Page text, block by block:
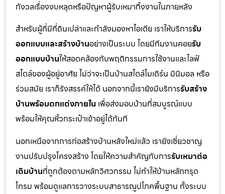
กังวลเรื่องงบหลุดหรือปัญหาผู้รับเหมาทิ้งงานในภายหลัง
สำหรับผู้ที่มีที่ดินเปล่าและกำลังมองหาไอเดีย เราให้บริการรับ
ออกแบบและสร้างบ้านอย่างเป็นระบบ โดยมีทีมงานคอยรับ
ออกแบบบ้านให้สอดคล้องกับพฤติกรรมการใช้งานและไลฟ์
สไตล์ของผู้อยู่อาศัย ไม่ว่าจะเป็นบ้านสไตล์โมเดิร์น มินิมอล หรือ
ร่วมสมัย เราก็รังสรรค์ให้ได้ นอกจากนี้เรายังมีบริการรับสร้าง
บ้านพร้อมตกแต่งภายใน เพื่อส่งมอบบ้านที่สมบูรณ์แบบ
พร้อมให้คุณหิ้วกระเป๋าเข้าอยู่ได้ทันที
นอกเหนือจากการก่อสร้างบ้านหลังใหม่แล้ว เรายังเชี่ยวชาญ
งานปรับปรุงโครงสร้าง โดยให้ความสำคัญกับการรับเหมาต่อ
เติมบ้านที่ถูกต้องตามหลักวิศวกรรม ไม่ทำให้บ้านหลักทรุด
โทรม พร้อมดูแลการวางระบบสาธารณูปโภคพื้นฐาน ทั้งระบบ